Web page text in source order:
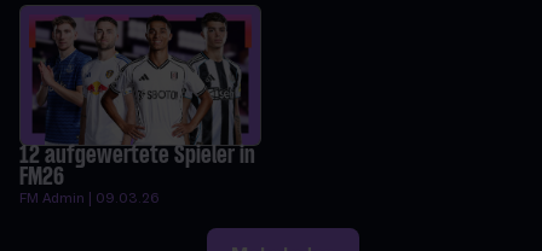
12 aufgewertete Spieler in
FM26
FM Admin | 09.03.26